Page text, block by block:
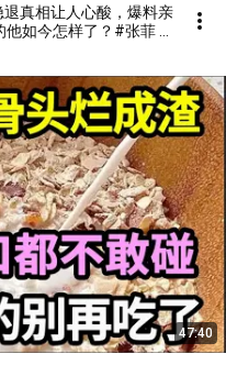
真相让人心酸，爆料亲
如今怎样了？#张菲 #
47:40